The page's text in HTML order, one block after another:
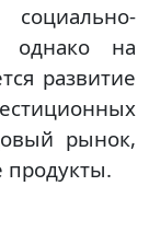
однако на
развитие
рынок,